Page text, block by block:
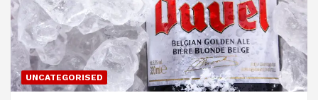
UNCATEGORISED